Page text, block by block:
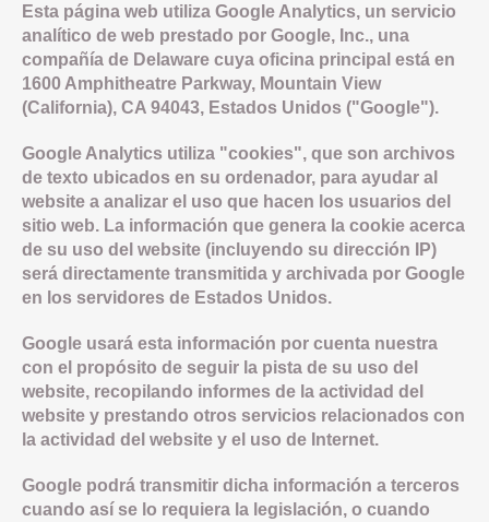
Esta página web utiliza Google Analytics, un servicio
analítico de web prestado por Google, Inc., una
compañía de Delaware cuya oficina principal está en
1600 Amphitheatre Parkway, Mountain View
(California), CA 94043, Estados Unidos ("Google").
Google Analytics utiliza "cookies", que son archivos
de texto ubicados en su ordenador, para ayudar al
website a analizar el uso que hacen los usuarios del
sitio web. La información que genera la cookie acerca
de su uso del website (incluyendo su dirección IP)
será directamente transmitida y archivada por Google
en los servidores de Estados Unidos.
Google usará esta información por cuenta nuestra
con el propósito de seguir la pista de su uso del
website, recopilando informes de la actividad del
website y prestando otros servicios relacionados con
la actividad del website y el uso de Internet.
Google podrá transmitir dicha información a terceros
cuando así se lo requiera la legislación, o cuando